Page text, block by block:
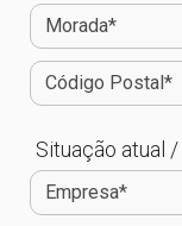
Situação atual